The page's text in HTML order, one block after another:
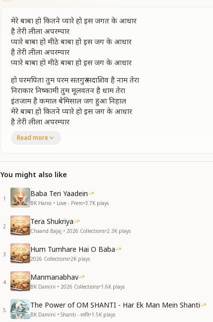
मेरे बाबा हो कितने प्यारे हो इस जगत के आधार
है तेरी लीला अपरम्पार
प्यारे बाबा हो मीठे बाबा हो इस जग के आधार
है तेरी लीला अपरम्पार
प्यारे बाबा हो मीठे बाबा हो इस जग के आधार
हो परमपिता तुम परम सतगुरु सदाशिव है नाम तेरा
निराकार निष्कामी तुम मूलवतन है धाम तेरा
इंतजाम है कमाल बेमिसाल जग हुआ निहाल
मेरे बाबा हो कितने प्यारे हो इस जग के आधार
है तेरी लीला अपरम्पार
याद किया दिल से जब किसीने मिलता है वरदान तेरा
हितकारी हो शिवबाबा ओ बाबा करते हो बेड़ा पार
मेरे बाबा हो कितने प्यारे हो इस जग के आधार
है तेरी लीला अपरम्पार
प्यारे बाबा हो मीठे बाबा हो इस जग के आधार
Read more
You might also like
1
Baba Teri Yaadein
BK Hansi • Love - Prem•3.7K plays
2
Tera Shukriya
Chaand Bajaj • 2026 Collections•2.3K plays
3
Hum Tumhare Hai O Baba
2026 Collections•2K plays
4
Manmanabhav
BK Damini • 2026 Collections•1.6K plays
5
The Power of OM SHANTI - Har Ek Man Mein Shanti
BK Damini • Shanti - शांति•1.5K plays